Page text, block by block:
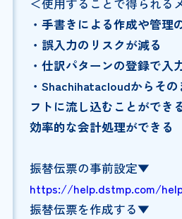
＜使用することで得られる
・手書きによる作成や管理
・誤入力のリスクが減る
・仕訳パターンの登録で入
・Shachihatacloudからそ
フトに流し込むことができ
効率的な会計処理ができる
振替伝票の事前設定▼
https://help.dstmp.com/
振替伝票を作成する▼